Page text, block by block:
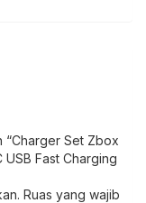
“Charger Set Zbox
Fast Charging
Ruas yang wajib